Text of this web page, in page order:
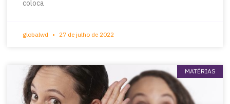
coloca
globalwd 27 de julho de 2022
MATÉRIAS